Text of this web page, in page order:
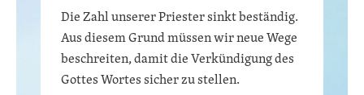
Die Zahl unserer Priester sinkt beständig.
Aus diesem Grund müssen wir neue Wege
beschreiten, damit die Verkündigung des
Gottes Wortes sicher zu stellen.